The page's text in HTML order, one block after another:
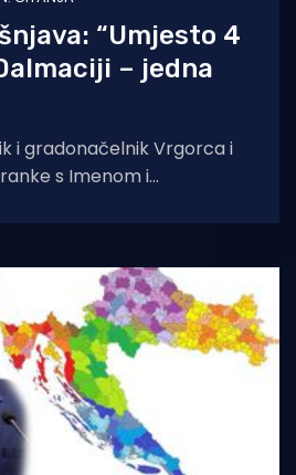
“Umjesto 4
– jedna
i gradonačelnik Vrgorca i
s Imenom i